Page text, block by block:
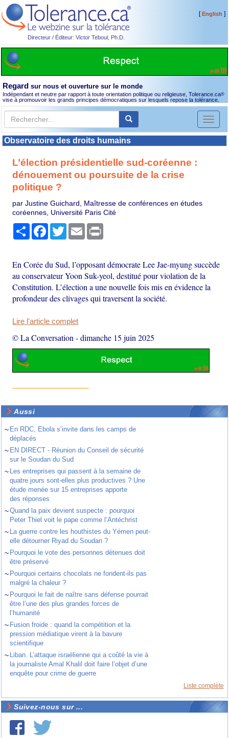
Directeur / Éditeur: Victor Teboul, Ph.D.
[English ]
Regard sur nous et ouverture sur le monde
Indépendant et neutre par rapport à toute orientation politique ou religieuse, Tolerance.ca®
vise à promouvoir les grands principes démocratiques sur lesquels repose la tolérance.
Toggle
Observatoire des droits humains
L’élection présidentielle sud-coréenne :
dénouement ou poursuite de la crise
politique ?
par Justine Guichard, Maîtresse de conférences en études
coréennes, Université Paris Cité
PartagerFacebook
TwitterEmail
En Corée du Sud, l’opposant démocrate Lee Jae-myung succède
au conservateur Yoon Suk-yeol, destitué pour violation de la
Constitution. L’élection a une nouvelle fois mis en évidence la
profondeur des clivages qui traversent la société.
Lire l'article complet
© La Conversation -dimanche 15 juin 2025
Aussi
~ En RDC, Ebola s’invite dans les camps de
déplacés
~ EN DIRECT - Réunion du Conseil de sécurité
sur le Soudan du Sud
~ Les entreprises qui passent à la semaine de
quatre jours sont-elles plus productives ? Une
étude menée sur 15 entreprises apporte
des réponses
~Quand la paix devient suspecte : pourquoi
Peter Thiel voit le pape comme l’Antéchrist
~ La guerre contre les houthistes du Yémen peut-
elle détourner Riyad du Soudan ?
~ Pourquoi le vote des personnes détenues doit
être préservé
~ Pourquoi certains chocolats ne fondent-ils pas
malgré la chaleur ?
~ Pourquoi le fait de naître sans défense pourrait
être l’une des plus grandes forces de
l’humanité
~ Fusion froide : quand la compétition et la
pression médiatique virent à la bavure
scientifique
~ Liban. L’attaque israélienne qui a coûté la vie à
la journaliste Amal Khalil doit faire l’objet d’une
enquête pour crime de guerre
Liste complète
Suivez-nous sur ...